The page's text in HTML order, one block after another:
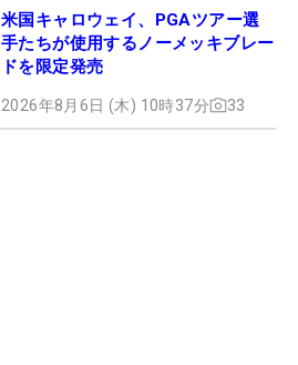
米国キャロウェイ、PGAツアー選
手たちが使用するノーメッキブレー
ドを限定発売
2026年8月6日 (木) 10時37分 33